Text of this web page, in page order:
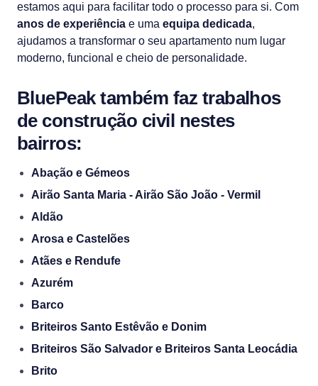
estamos aqui para facilitar todo o processo para si. Com
anos de experiência e uma equipa dedicada,
ajudamos a transformar o seu apartamento num lugar
moderno, funcional e cheio de personalidade.
BluePeak também faz trabalhos
de construção civil nestes
bairros:
Abação e Gémeos
Airão Santa Maria - Airão São João - Vermil
Aldão
Arosa e Castelões
Atães e Rendufe
Azurém
Barco
Briteiros Santo Estêvão e Donim
Briteiros São Salvador e Briteiros Santa Leocádia
Brito